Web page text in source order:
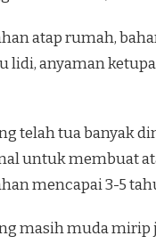
atap rumah,
lidi, anyaman
telah tua banyak
untuk membuat
mencapai 3-5
masih muda mirip